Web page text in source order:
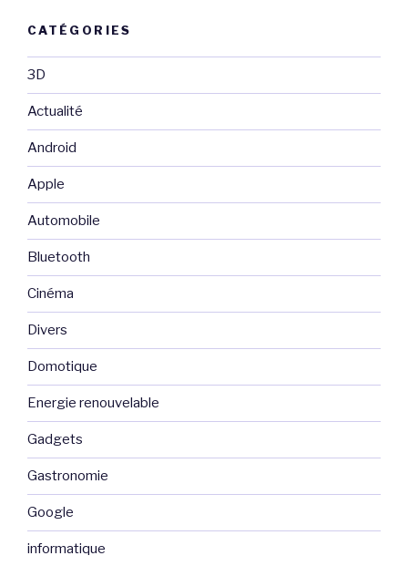
CATÉGORIES
3D
Actualité
Android
Apple
Automobile
Bluetooth
Cinéma
Divers
Domotique
Energie renouvelable
Gadgets
Gastronomie
Google
informatique